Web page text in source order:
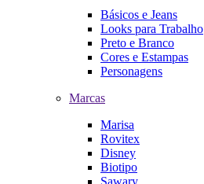
Básicos e Jeans
Looks para Trabalho
Preto e Branco
Cores e Estampas
Personagens
Marcas
Marisa
Rovitex
Disney
Biotipo
Sawary